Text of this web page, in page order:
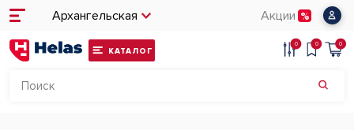
Архангельская Акции
КАТАЛОГ
0 0 0